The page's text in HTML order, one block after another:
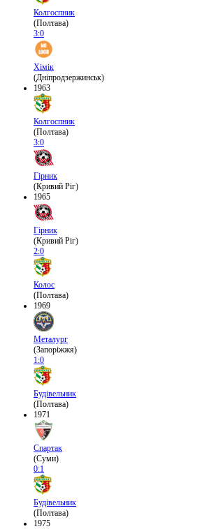
Колгоспник
(Полтава)
3:0
Хімік
(Дніпродзержинськ)
1963
Колгоспник
(Полтава)
3:0
Гірник
(Кривий Ріг)
1965
Гірник
(Кривий Ріг)
2:0
Колос
(Полтава)
1969
Металург
(Запоріжжя)
1:0
Будівельник
(Полтава)
1971
Спартак
(Суми)
0:1
Будівельник
(Полтава)
1975